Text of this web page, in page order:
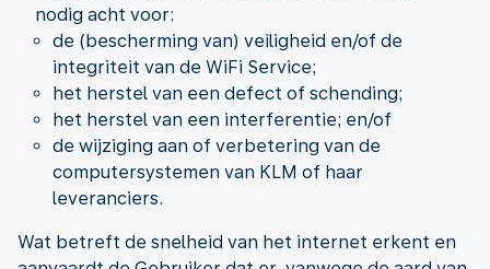
nodig acht voor:
de (bescherming van) veiligheid en/of de
integriteit van de WiFi Service;
het herstel van een defect of schending;
het herstel van een interferentie; en/of
de wijziging aan of verbetering van de
computersystemen van KLM of haar
leveranciers.
Wat betreft de snelheid van het internet erkent en